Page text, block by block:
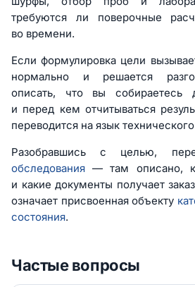
требуются ли поверочные
во времени.
Если формулировка цели
нормально и решается
описать, что вы собираетесь
и перед кем отчитываться
переводится на язык
Разобравшись с целью,
обследования — там описано,
и какие документы получает
означает присвоенная объекту
состояния.
Частые вопросы